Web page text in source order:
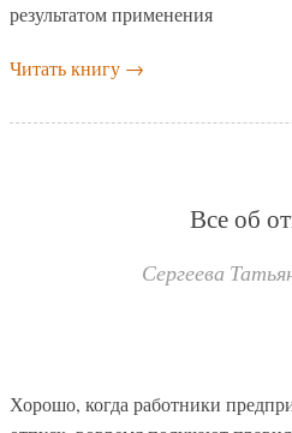
результатом применения
Читать книгу →
Все об
Сергеева
Хорошо, когда работники